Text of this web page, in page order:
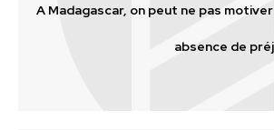
A Madagascar, on peut ne pas
absence de